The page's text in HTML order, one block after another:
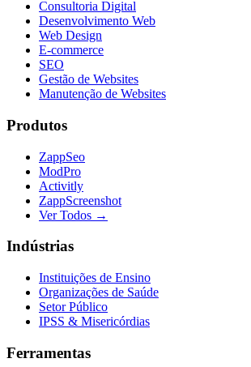
Consultoria Digital
Desenvolvimento Web
Web Design
E-commerce
SEO
Gestão de Websites
Manutenção de Websites
Produtos
ZappSeo
ModPro
Activitly
ZappScreenshot
Ver Todos →
Indústrias
Instituições de Ensino
Organizações de Saúde
Setor Público
IPSS & Misericórdias
Ferramentas